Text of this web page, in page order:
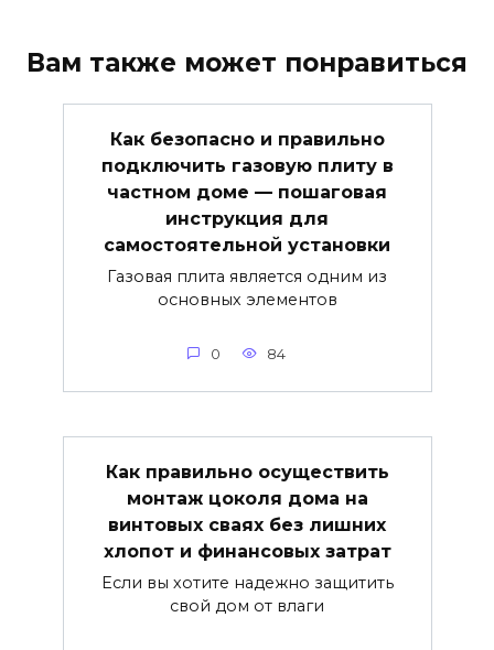
Вам также может понравиться
Как безопасно и правильно
подключить газовую плиту в
частном доме — пошаговая
инструкция для
самостоятельной установки
Газовая плита является одним из
основных элементов
0 84
Как правильно осуществить
монтаж цоколя дома на
винтовых сваях без лишних
хлопот и финансовых затрат
Если вы хотите надежно защитить
свой дом от влаги